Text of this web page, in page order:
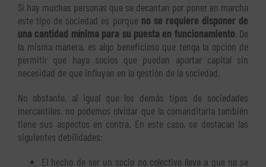
Si hay muchas personas que se decantan por poner en marcha
este tipo de sociedad es porque no se requiere disponer de
una cantidad mínima para su puesta en funcionamiento. De
la misma manera, es algo beneficioso que tenga la opción de
permitir que haya socios que puedan aportar capital sin
necesidad de que influyan en la gestión de la sociedad.
No obstante, al igual que los demás tipos de sociedades
mercantiles, no podemos olvidar que la comanditaria también
tiene sus aspectos en contra. En este caso, se destacan las
siguientes debilidades:
El hecho de ser un socio no colectivo lleva a que no se